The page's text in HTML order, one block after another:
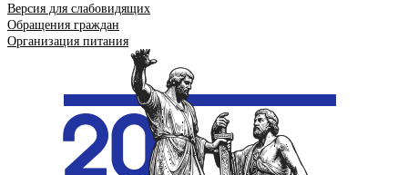
Версия для слабовидящих
Обращения граждан
Организация питания